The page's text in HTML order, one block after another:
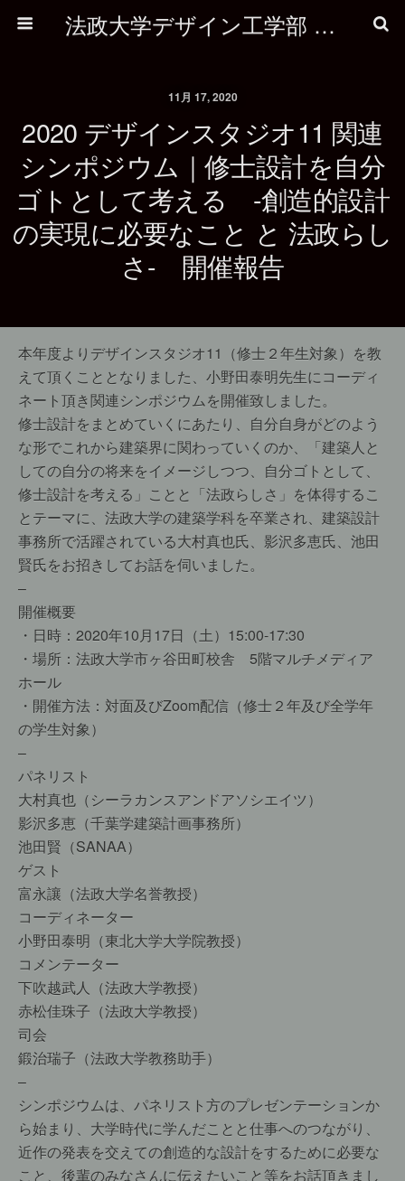
法政大学デザイン工学部 建築学科
11月 17, 2020
2020 デザインスタジオ11 関連
シンポジウム｜修士設計を自分
ゴトとして考える -創造的設計
の実現に必要なこと と 法政らし
さ- 開催報告
本年度よりデザインスタジオ11（修士２年生対象）を教
えて頂くこととなりました、小野田泰明先生にコーディ
ネート頂き関連シンポジウムを開催致しました。
修士設計をまとめていくにあたり、自分自身がどのよう
な形でこれから建築界に関わっていくのか、「建築人と
しての自分の将来をイメージしつつ、自分ゴトとして、
修士設計を考える」ことと「法政らしさ」を体得するこ
とテーマに、法政大学の建築学科を卒業され、建築設計
事務所で活躍されている大村真也氏、影沢多恵氏、池田
賢氏をお招きしてお話を伺いました。
–
開催概要
・日時：2020年10月17日（土）15:00-17:30
・場所：法政大学市ヶ谷田町校舎 5階マルチメディア
ホール
・開催方法：対面及びZoom配信（修士２年及び全学年
の学生対象）
–
パネリスト
大村真也（シーラカンスアンドアソシエイツ）
影沢多恵（千葉学建築計画事務所）
池田賢（SANAA）
ゲスト
富永讓（法政大学名誉教授）
コーディネーター
小野田泰明（東北大学大学院教授）
コメンテーター
下吹越武人（法政大学教授）
赤松佳珠子（法政大学教授）
司会
鍛治瑞子（法政大学教務助手）
–
シンポジウムは、パネリスト方のプレゼンテーションか
ら始まり、大学時代に学んだことと仕事へのつながり、
近作の発表を交えての創造的な設計をするために必要な
こと、後輩のみなさんに伝えたいこと等をお話頂きまし